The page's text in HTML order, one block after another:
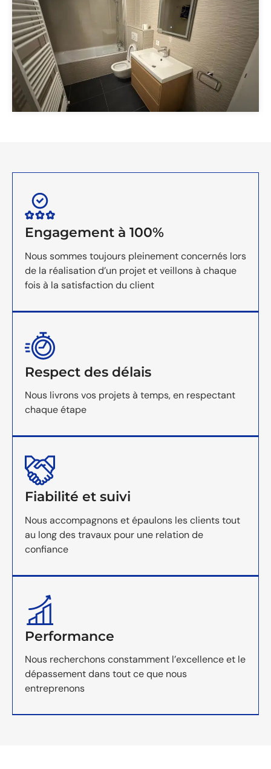
Engagement à 100%
Nous sommes toujours pleinement concernés lors
de la réalisation d’un projet et veillons à chaque
fois à la satisfaction du client
Respect des délais
Nous livrons vos projets à temps, en respectant
chaque étape
Fiabilité et suivi
Nous accompagnons et épaulons les clients tout
au long des travaux pour une relation de
confiance
Performance
Nous recherchons constamment l’excellence et le
dépassement dans tout ce que nous
entreprenons